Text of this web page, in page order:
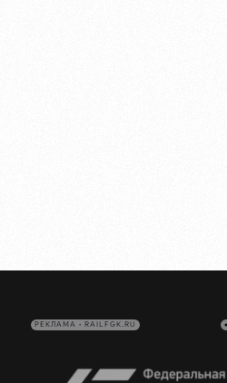
РЕКЛАМА • RAILFGK.RU